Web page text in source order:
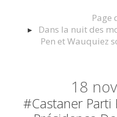
Page
Dans la nuit des
Pen et Wauquiez
18
#Castaner Parti